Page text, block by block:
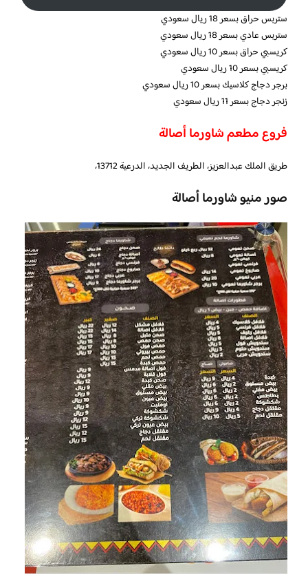
ستربس حراق بسعر 18 ريال سعودي
ستربس عادي بسعر 18 ريال سعودي
كريسبي حراق بسعر 10 ريال سعودي
كريسبي بسعر 10 ريال سعودي
برجر دجاج كلاسيك بسعر 10 ريال سعودي
زنجر دجاج بسعر 11 ريال سعودي
فروع مطعم شاورما أصالة
طريق الملك عبدالعزيز، الطريف الجديد، الدرعية 13712،
صور منيو شاورما أصالة